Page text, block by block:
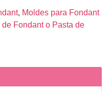
, Moldes para Fondant
de Fondant o Pasta de